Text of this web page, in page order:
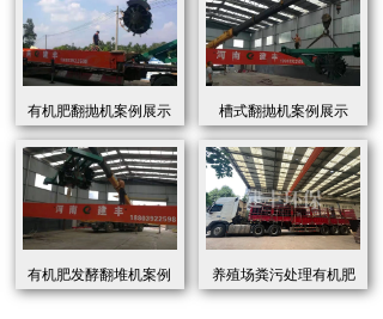
有机肥翻抛机案例展示 槽式翻抛机案例展示
有机肥发酵翻堆机案例
展示
养殖场粪污处理有机肥
发酵罐 履带式有机肥翻